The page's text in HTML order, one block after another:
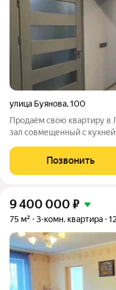
улица Буянова,100
Продаём свою квартиру в
зал совмещенный с
экономили. Дорогая
посудомойка и
Позвонить
9 400 000 ₽
75 м² 3-комн. квартира